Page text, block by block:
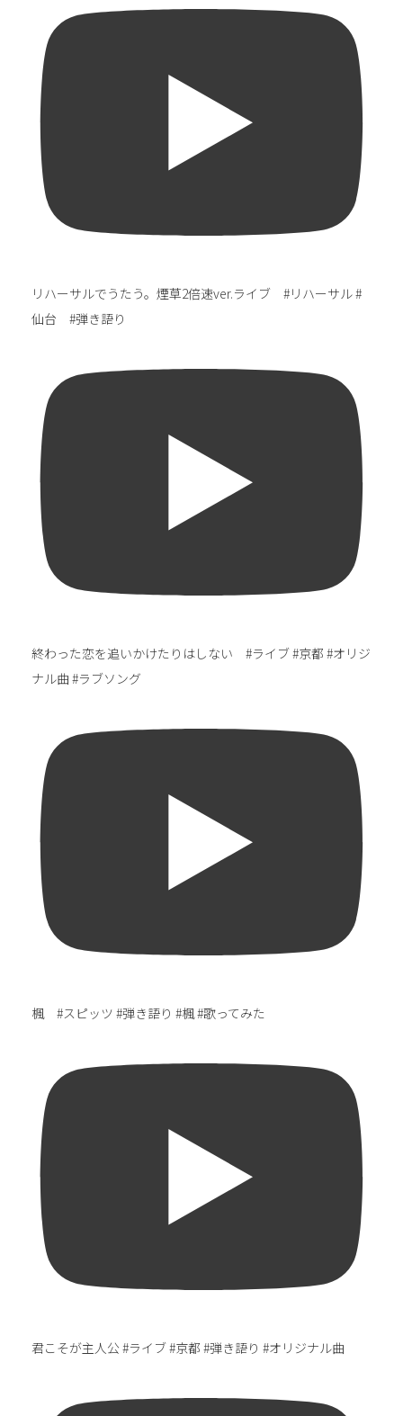
リハーサルでうたう。煙草2倍速ver.ライブ #リハーサル #
仙台 #弾き語り
終わった恋を追いかけたりはしない #ライブ #京都 #オリジ
ナル曲 #ラブソング
楓 #スピッツ #弾き語り #楓 #歌ってみた
君こそが主人公 #ライブ #京都 #弾き語り #オリジナル曲